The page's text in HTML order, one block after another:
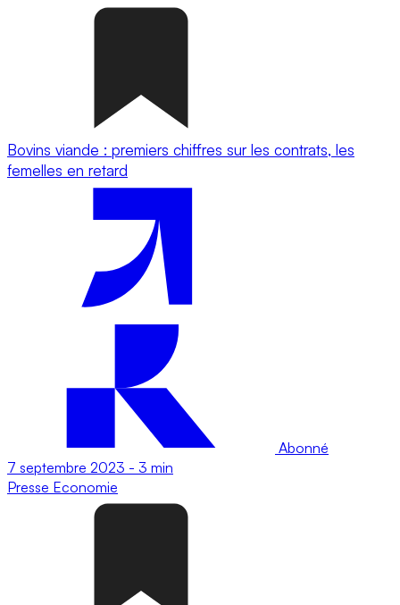
Bovins viande : premiers chiffres sur les contrats, les
femelles en retard
Abonné
7 septembre 2023 - 3 min
Presse Economie